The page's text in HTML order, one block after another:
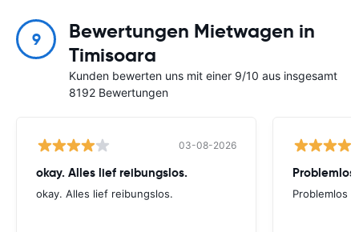
9
Bewertungen Mietwagen in
Timisoara
Kunden bewerten uns mit einer 9/10 aus insgesamt
8192 Bewertungen
03-08-2026
okay. Alles lief reibungslos.
okay. Alles lief reibungslos.
Problemlos
Problemlos